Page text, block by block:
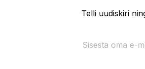
Telli uudiskiri